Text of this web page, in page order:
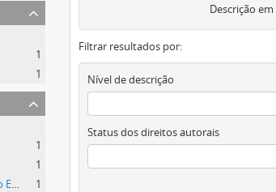
1
1
1
1
Atos administrativos do governo do Estado
1
Descrição
Filtrar resultados por:
Nível de descrição
Status dos direitos autorais